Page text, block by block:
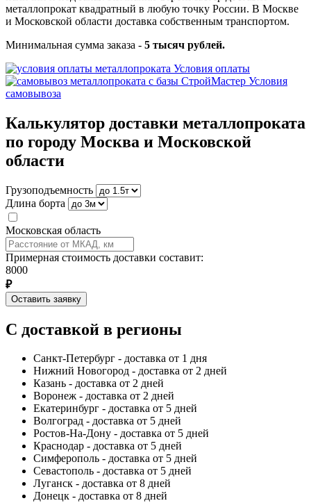
металлопрокат квадратный в любую точку России. В Москве
и Московской области доставка собственным транспортом.
Минимальная сумма заказа - 5 тысяч рублей.
Условия оплаты
Условия
самовывоза
Калькулятор доставки металлопроката
по городу Москва и Московской
области
Грузоподъемность
Длина борта
Московская область
Примерная стоимость доставки составит:
8000
₽
Оставить заявку
С доставкой в регионы
Санкт-Петербург - доставка от 1 дня
Нижний Новогород - доставка от 2 дней
Казань - доставка от 2 дней
Воронеж - доставка от 2 дней
Екатеринбург - доставка от 5 дней
Волгоград - доставка от 5 дней
Ростов-На-Дону - доставка от 5 дней
Краснодар - доставка от 5 дней
Симферополь - доставка от 5 дней
Севастополь - доставка от 5 дней
Луганск - доставка от 8 дней
Донецк - доставка от 8 дней